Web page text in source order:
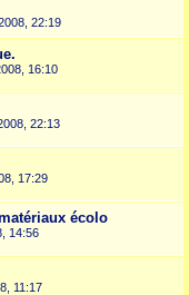
22:19
16:10
22:13
17:29
écolo
14:56
11:17